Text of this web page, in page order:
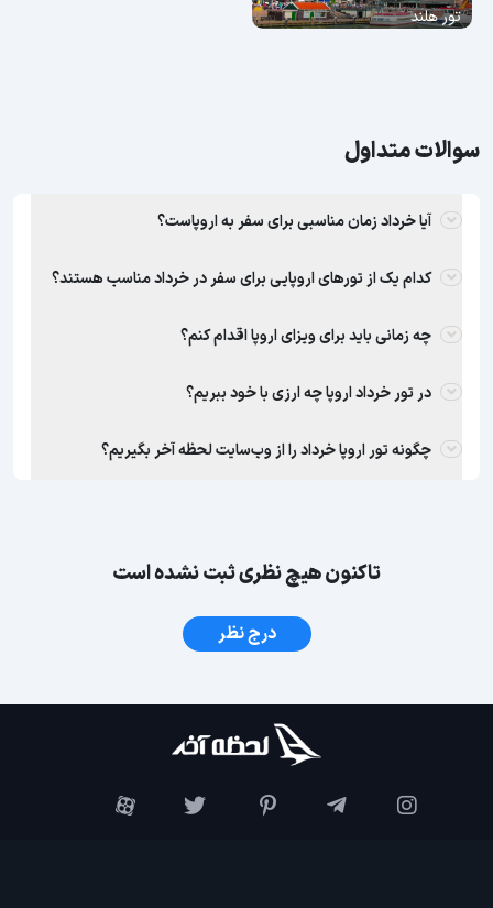
تور هلند
سوالات متداول
آیا خرداد زمان مناسبی برای سفر به اروپاست؟
کدام یک از تورهای اروپایی برای سفر در خرداد مناسب هستند؟
چه زمانی باید برای ویزای اروپا اقدام کنم؟
در تور خرداد اروپا چه ارزی با خود ببریم؟
چگونه تور اروپا خرداد را از وب‌سایت لحظه آخر بگیریم؟
تاکنون هیچ نظری ثبت نشده است
درج نظر